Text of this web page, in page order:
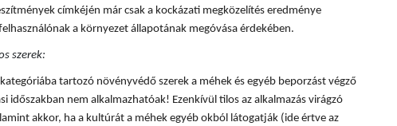
címkéjén már csak a kockázati megközelítés eredménye
a környezet állapotának megóvása érdekében.
szerek:
tartozó növényvédő szerek a méhek és egyéb beporzást végző
időszakban nem alkalmazhatóak! Ezenkívül tilos az alkalmazás virágzó
akkor, ha a kultúrát a méhek egyéb okból látogatják (ide értve az